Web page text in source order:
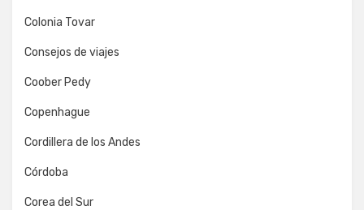
Colonia Tovar
Consejos de viajes
Coober Pedy
Copenhague
Cordillera de los Andes
Córdoba
Corea del Sur